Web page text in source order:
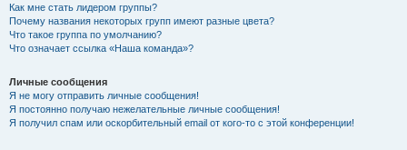
Как мне стать лидером группы?
Почему названия некоторых групп имеют разные цвета?
Что такое группа по умолчанию?
Что означает ссылка «Наша команда»?
Личные сообщения
Я не могу отправить личные сообщения!
Я постоянно получаю нежелательные личные сообщения!
Я получил спам или оскорбительный email от кого-то с этой конференции!